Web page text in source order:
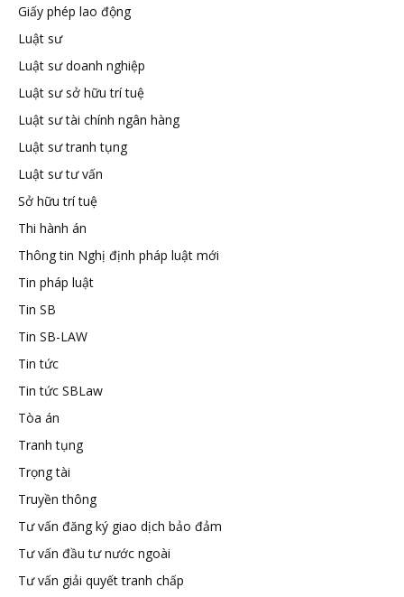
Giấy phép lao động
Luật sư
Luật sư doanh nghiệp
Luật sư sở hữu trí tuệ
Luật sư tài chính ngân hàng
Luật sư tranh tụng
Luật sư tư vấn
Sở hữu trí tuệ
Thi hành án
Thông tin Nghị định pháp luật mới
Tin pháp luật
Tin SB
Tin SB-LAW
Tin tức
Tin tức SBLaw
Tòa án
Tranh tụng
Trọng tài
Truyền thông
Tư vấn đăng ký giao dịch bảo đảm
Tư vấn đầu tư nước ngoài
Tư vấn giải quyết tranh chấp